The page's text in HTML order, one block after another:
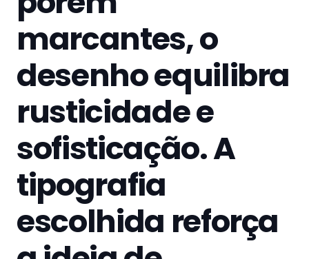
marcantes, o
desenho equilibra
rusticidade e
sofisticação. A
tipografia
escolhida reforça